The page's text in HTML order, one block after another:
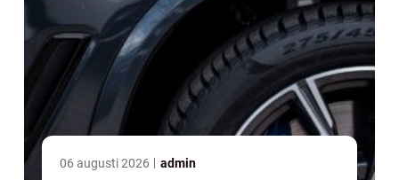
06 augusti 2026 admin